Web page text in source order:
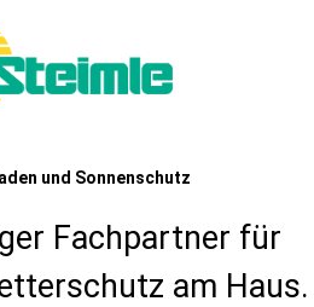
und Sonnenschutz
Fachpartner für
am Haus.